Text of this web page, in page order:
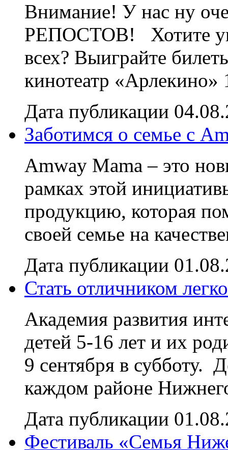
Внимание! У нас ну
РЕПОСТОВ! Хотите
всех? Выиграйте
кинотеатр «Арлекино»
Дата публикации
Заботимся о семье с
Amway Mama – это
рамках этой
продукцию, которая
своей семье на
Дата публикации
Стать отличником
Академия развития
детей 5-16 лет и их
9 сентября в субботу.
каждом районе
Дата публикации
Фестиваль «Семья